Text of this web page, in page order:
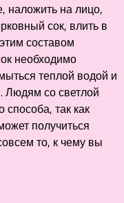
наложить на лицо,
сок, влить в
составом
необходимо
теплой водой и
Людям со светлой
способа, так как
получиться
то, к чему вы